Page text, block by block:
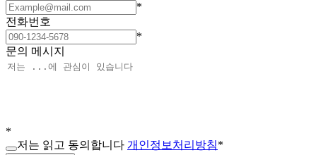
*
전화번호
*
문의 메시지
*
저는 읽고 동의합니다 개인정보처리방침*